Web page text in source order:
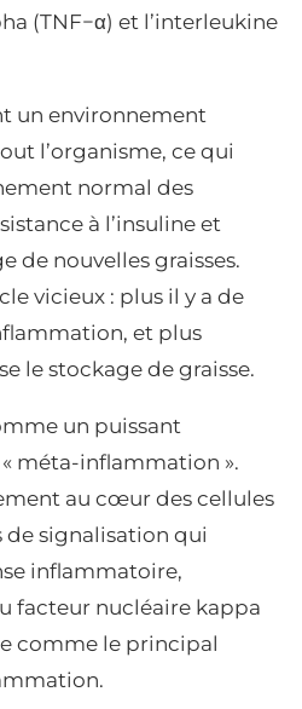
(TNF−α) et l’interleukine
un environnement
l’organisme, ce qui
normal des
à l’insuline et
de nouvelles graisses.
vicieux : plus il y a de
et plus
le stockage de graisse.
un puissant
méta-inflammation ».
au cœur des cellules
de signalisation qui
inflammatoire,
facteur nucléaire kappa
comme le principal